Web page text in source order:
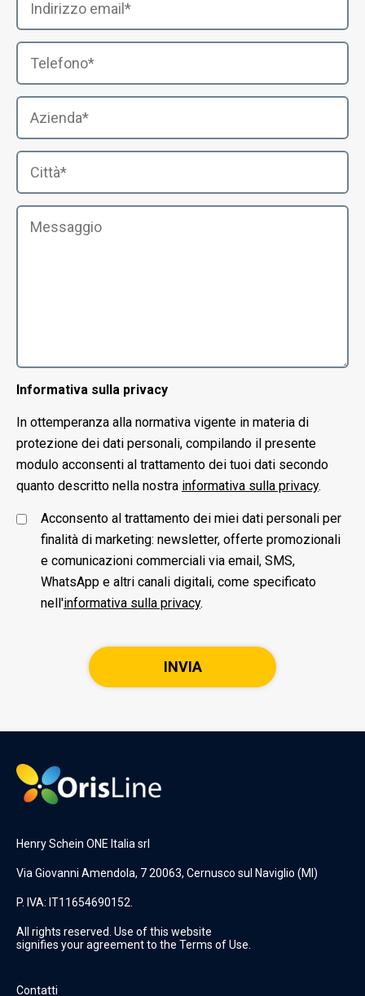
Informativa sulla privacy
In ottemperanza alla normativa vigente in materia di
protezione dei dati personali, compilando il presente
modulo acconsenti al trattamento dei tuoi dati secondo
quanto descritto nella nostra informativa sulla privacy.
Acconsento al trattamento dei miei dati personali per
finalità di marketing: newsletter, offerte promozionali
e comunicazioni commerciali via email, SMS,
WhatsApp e altri canali digitali, come specificato
nell'informativa sulla privacy.
Henry Schein ONE Italia srl
Via Giovanni Amendola, 7 20063, Cernusco sul Naviglio (MI)
P. IVA: IT11654690152.
All rights reserved. Use of this website
signifies your agreement to the Terms of Use.
Contatti